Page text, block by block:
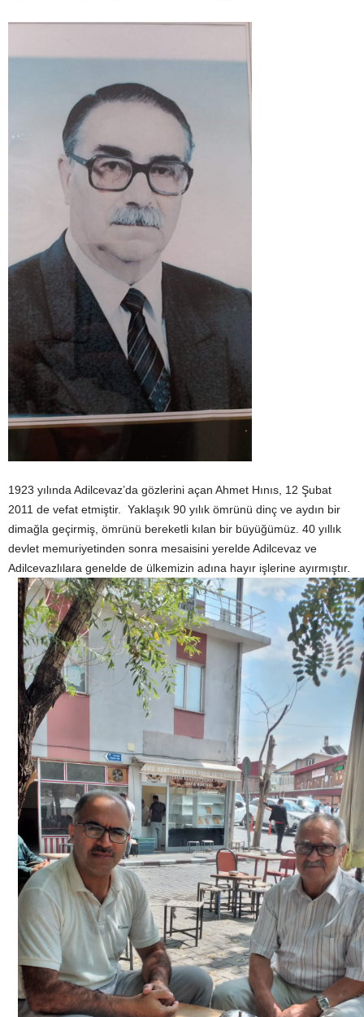
1923 yılında Adilcevaz’da gözlerini açan Ahmet Hınıs, 12 Şubat
2011 de vefat etmiştir. Yaklaşık 90 yılık ömrünü dinç ve aydın bir
dimağla geçirmiş, ömrünü bereketli kılan bir büyüğümüz. 40 yıllık
devlet memuriyetinden sonra mesaisini yerelde Adilcevaz ve
Adilcevazlılara genelde de ülkemizin adına hayır işlerine ayırmıştır.